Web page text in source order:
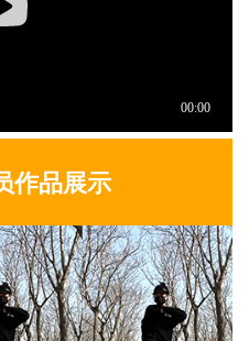
作品展示